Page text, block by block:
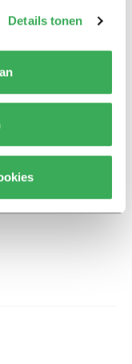
Details tonen
ik sowieso
Maar ik
een keertje
Ik wil zolang
zou echt heel